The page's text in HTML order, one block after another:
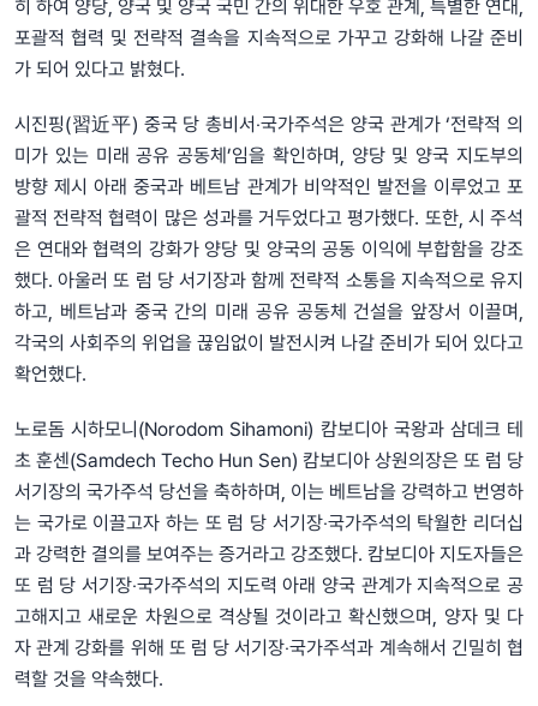
히 하여 양당, 양국 및 양국 국민 간의 위대한 우호 관계, 특별한 연대,
포괄적 협력 및 전략적 결속을 지속적으로 가꾸고 강화해 나갈 준비
가 되어 있다고 밝혔다.
시진핑(習近平) 중국 당 총비서‧국가주석은 양국 관계가 ‘전략적 의
미가 있는 미래 공유 공동체’임을 확인하며, 양당 및 양국 지도부의
방향 제시 아래 중국과 베트남 관계가 비약적인 발전을 이루었고 포
괄적 전략적 협력이 많은 성과를 거두었다고 평가했다. 또한, 시 주석
은 연대와 협력의 강화가 양당 및 양국의 공동 이익에 부합함을 강조
했다. 아울러 또 럼 당 서기장과 함께 전략적 소통을 지속적으로 유지
하고, 베트남과 중국 간의 미래 공유 공동체 건설을 앞장서 이끌며,
각국의 사회주의 위업을 끊임없이 발전시켜 나갈 준비가 되어 있다고
확언했다.
노로돔 시하모니(Norodom Sihamoni) 캄보디아 국왕과 삼데크 테
초 훈센(Samdech Techo Hun Sen) 캄보디아 상원의장은 또 럼 당
서기장의 국가주석 당선을 축하하며, 이는 베트남을 강력하고 번영하
는 국가로 이끌고자 하는 또 럼 당 서기장‧국가주석의 탁월한 리더십
과 강력한 결의를 보여주는 증거라고 강조했다. 캄보디아 지도자들은
또 럼 당 서기장‧국가주석의 지도력 아래 양국 관계가 지속적으로 공
고해지고 새로운 차원으로 격상될 것이라고 확신했으며, 양자 및 다
자 관계 강화를 위해 또 럼 당 서기장‧국가주석과 계속해서 긴밀히 협
력할 것을 약속했다.